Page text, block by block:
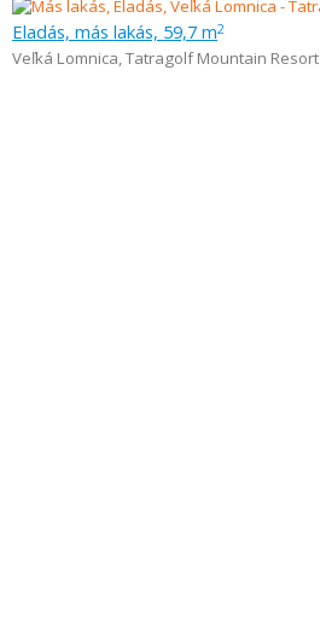
Eladás, más lakás, 59,7 m2
Veľká Lomnica,Tatragolf Mountain Resort